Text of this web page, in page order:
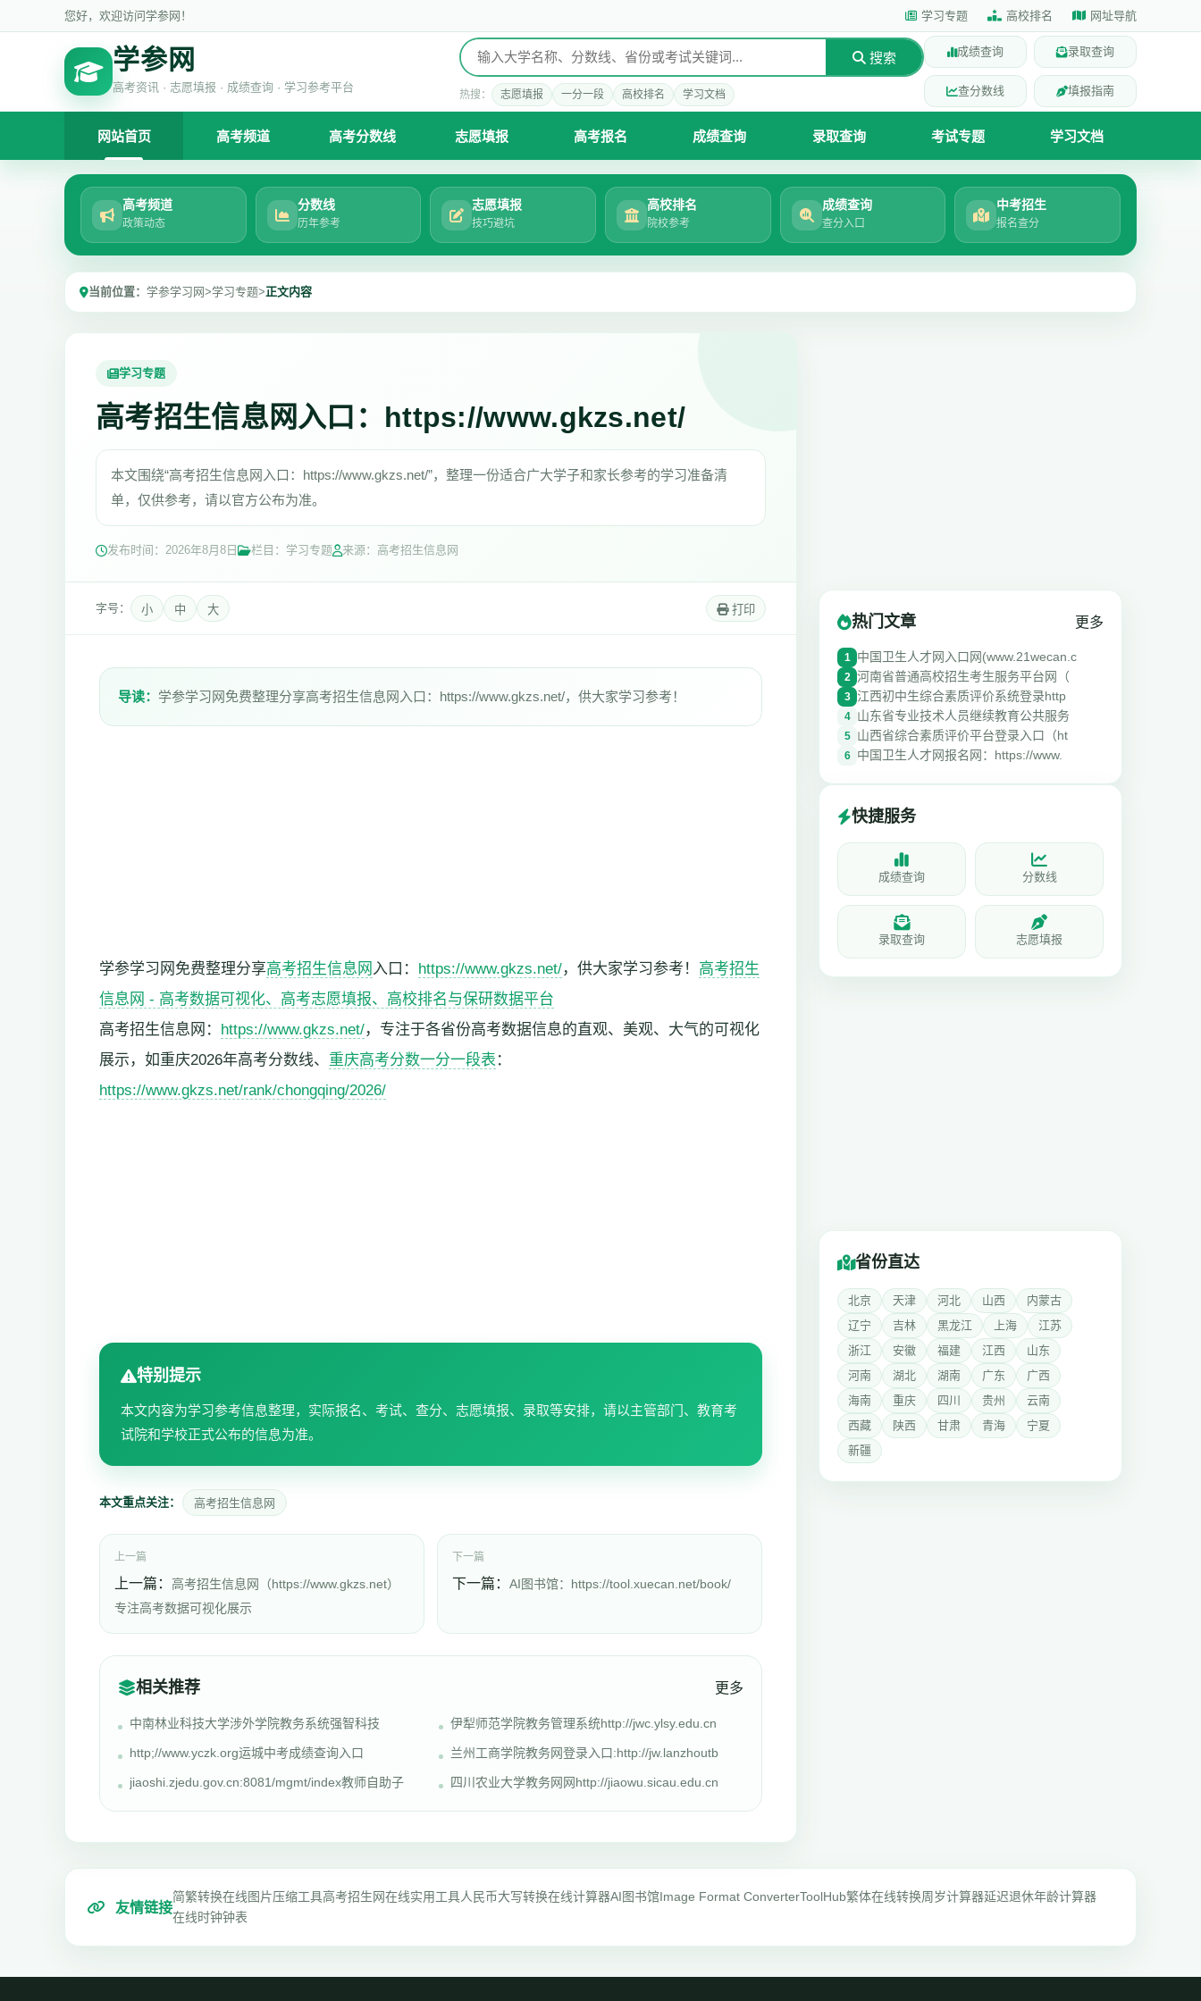
您好，欢迎访问学参网！ 学习专题 高校排名 网址导航
学参网
高考资讯 · 志愿填报 · 成绩查询 · 学习参考平台
搜索
热搜： 志愿填报 一分一段 高校排名 学习文档
成绩查询 录取查询
查分数线 填报指南
网站首页 高考频道 高考分数线 志愿填报 高考报名 成绩查询 录取查询 考试专题 学习文档
高考频道
政策动态
分数线
历年参考
志愿填报
技巧避坑
高校排名
院校参考
成绩查询
查分入口
中考招生
报名查分
当前位置： 学参学习网>学习专题>正文内容
学习专题
高考招生信息网入口：https://www.gkzs.net/
本文围绕“高考招生信息网入口：https://www.gkzs.net/”，整理一份适合广大学子和家长参考的学习准备清
单，仅供参考，请以官方公布为准。
发布时间： 2026年8月8日 栏目：学习专题 来源：高考招生信息网
字号： 小 中 大 打印
导读： 学参学习网免费整理分享高考招生信息网入口：https://www.gkzs.net/，供大家学习参考！
学参学习网免费整理分享高考招生信息网 入口： https://www.gkzs.net/，供大家学习参考！ 高考招生
信息网 - 高考数据可视化、高考志愿填报、高校排名与保研数据平台
高考招生信息网： https://www.gkzs.net/，专注于各省份高考数据信息的直观、美观、大气的可视化
展示，如重庆2026年高考分数线、 重庆高考分数一分一段表 ：
https://www.gkzs.net/rank/chongqing/2026/
特别提示
本文内容为学习参考信息整理，实际报名、考试、查分、志愿填报、录取等安排，请以主管部门、教育考
试院和学校正式公布的信息为准。
本文重点关注： 高考招生信息网
上一篇
上一篇： 高考招生信息网（https://www.gkzs.net）
专注高考数据可视化展示
下一篇
下一篇： AI图书馆：https://tool.xuecan.net/book/
相关推荐 更多
中南林业科技大学涉外学院教务系统强智科技 伊犁师范学院教务管理系统http://jwc.ylsy.edu.cn
http;//www.yczk.org运城中考成绩查询入口 兰州工商学院教务网登录入口:http://jw.lanzhoutb
jiaoshi.zjedu.gov.cn:8081/mgmt/index教师自助子 四川农业大学教务网网http://jiaowu.sicau.edu.cn
热门文章 更多
1 中国卫生人才网入口网(www.21wecan.c
2 河南省普通高校招生考生服务平台网（
3 江西初中生综合素质评价系统登录http
4 山东省专业技术人员继续教育公共服务
5 山西省综合素质评价平台登录入口（ht
6 中国卫生人才网报名网：https://www.
快捷服务
成绩查询 分数线
录取查询 志愿填报
省份直达
北京 天津 河北 山西
内蒙古
辽宁
吉林 黑龙江 上海
江苏
浙江
安徽 福建 江西
山东
河南
湖北 湖南 广东
广西
海南
重庆 四川 贵州
云南
西藏
陕西 甘肃 青海
宁夏
新疆
友情链接
简繁转换在线图片压缩工具高考招生网在线实用工具人民币大写转换在线计算器AI图书馆Image Format ConverterToolHub繁体在线转换周岁计算器延迟退休年龄计算器
在线时钟钟表